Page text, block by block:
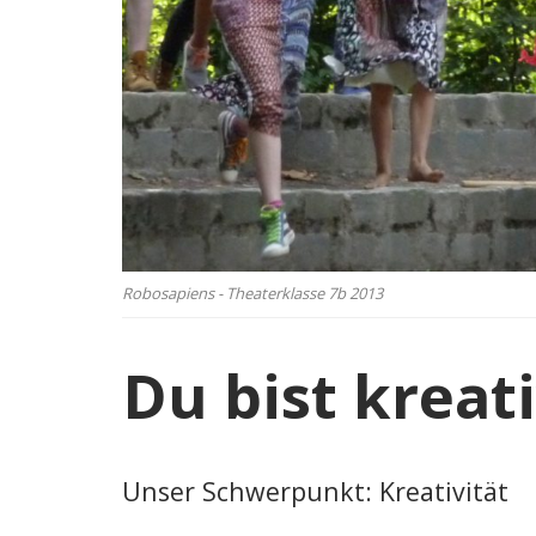
Robosapiens - Theaterklasse 7b 2013
Du bist
Unser Schwerpunkt: Kreativität